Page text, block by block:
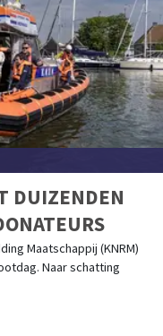
DUIZENDEN
Maatschappij (KNRM)
Naar schatting